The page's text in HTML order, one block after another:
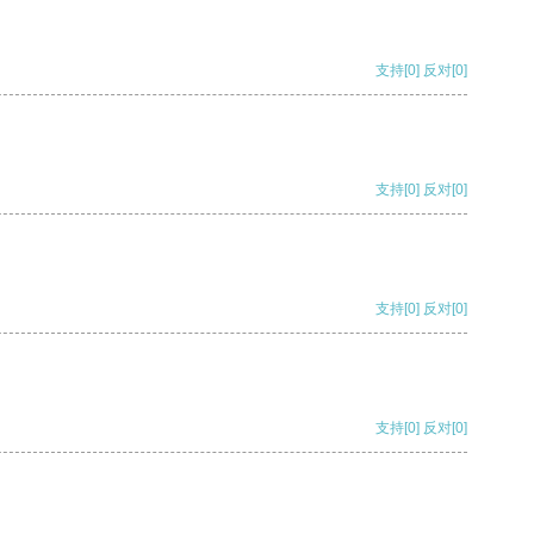
支持[0] 反对[0]
支持[0] 反对[0]
支持[0] 反对[0]
支持[0] 反对[0]